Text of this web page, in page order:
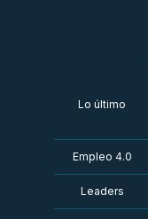
Lo último
Empleo 4.0
Leaders